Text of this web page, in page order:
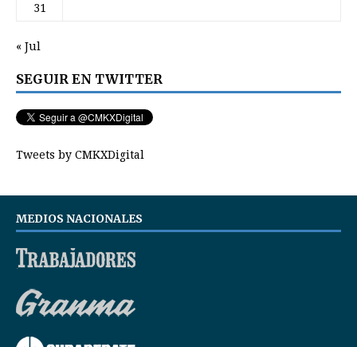
31
« Jul
SEGUIR EN TWITTER
Tweets by CMKXDigital
MEDIOS NACIONALES